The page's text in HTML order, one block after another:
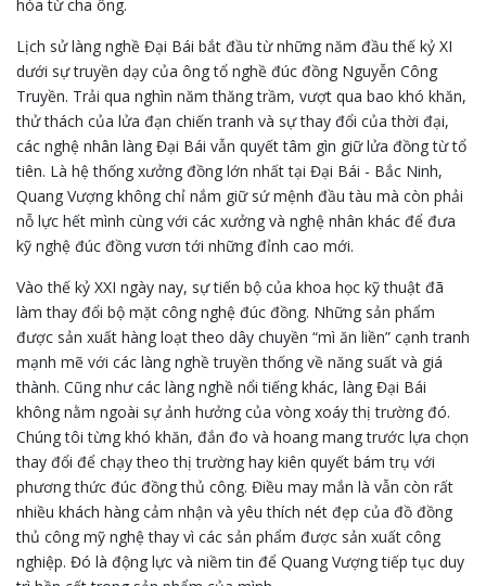
hóa từ cha ông.
Lịch sử làng nghề Đại Bái bắt đầu từ những năm đầu thế kỷ XI
dưới sự truyền dạy của ông tổ nghề đúc đồng Nguyễn Công
Truyền. Trải qua nghìn năm thăng trầm, vượt qua bao khó khăn,
thử thách của lửa đạn chiến tranh và sự thay đổi của thời đại,
các nghệ nhân làng Đại Bái vẫn quyết tâm gìn giữ lửa đồng từ tổ
tiên. Là hệ thống xưởng đồng lớn nhất tại Đại Bái - Bắc Ninh,
Quang Vượng không chỉ nắm giữ sứ mệnh đầu tàu mà còn phải
nỗ lực hết mình cùng với các xưởng và nghệ nhân khác để đưa
kỹ nghệ đúc đồng vươn tới những đỉnh cao mới.
Vào thế kỷ XXI ngày nay, sự tiến bộ của khoa học kỹ thuật đã
làm thay đổi bộ mặt công nghệ đúc đồng. Những sản phẩm
được sản xuất hàng loạt theo dây chuyền “mì ăn liền” cạnh tranh
mạnh mẽ với các làng nghề truyền thống về năng suất và giá
thành. Cũng như các làng nghề nổi tiếng khác, làng Đại Bái
không nằm ngoài sự ảnh hưởng của vòng xoáy thị trường đó.
Chúng tôi từng khó khăn, đắn đo và hoang mang trước lựa chọn
thay đổi để chạy theo thị trường hay kiên quyết bám trụ với
phương thức đúc đồng thủ công. Điều may mắn là vẫn còn rất
nhiều khách hàng cảm nhận và yêu thích nét đẹp của đồ đồng
thủ công mỹ nghệ thay vì các sản phẩm được sản xuất công
nghiệp. Đó là động lực và niềm tin để Quang Vượng tiếp tục duy